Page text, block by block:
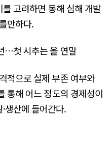
고려하면 동해 심해 개발
만하다.
…첫 시추는 올 연말
적으로 실제 부존 여부와
통해 어느 정도의 경제성이
생산에 들어간다.